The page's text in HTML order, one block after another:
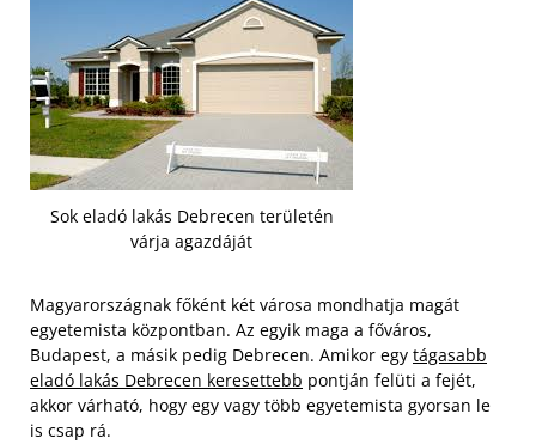
Sok eladó lakás Debrecen területén
várja agazdáját
Magyarországnak főként két városa mondhatja magát
egyetemista központban. Az egyik maga a főváros,
Budapest, a másik pedig Debrecen. Amikor egy tágasabb
eladó lakás Debrecen keresettebb pontján felüti a fejét,
akkor várható, hogy egy vagy több egyetemista gyorsan le
is csap rá.